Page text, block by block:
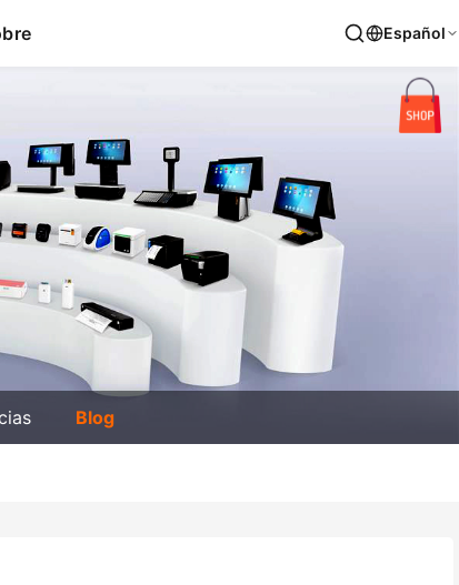
Español
Blog